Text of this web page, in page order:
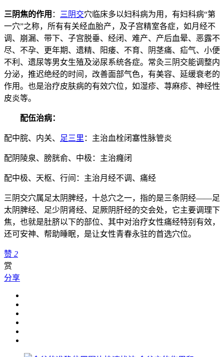
三阴焦的作用 ： 三阴交穴临床多以妇科病为用，有妇科病“第
一穴”之称，所有有关经血胎产，及子宫精室各症，如月经不
调、崩漏、带下、子宫脱垂、经闭、难产、产后血晕、恶露不
尽、不孕、更年期、遗精、阳痿、不育、阴茎痛、疝气、小便
不利、遗尿等男女生殖及泌尿系统各症。常灸三阴交能调整内
分泌，推迟绝经的时间，改善面部气色，有美容、延缓衰老的
作用。也是治疗皮肤病的有效穴位，如湿疹、荨麻疹、神经性
皮炎等。
配伍治病：
配中脘、内关、 足三里 ：主治血栓闭塞性脉管炎
配阴陵泉、膀胱俞、中极：主治癃闭
配中极、天枢、行间：主治月经不调、痛经
三阴交穴属足太阴脾经，十总穴之一，指的是三条阴经——足
太阴脾经、足少阴肾经、足厥阴肝经的交会处，它主要调理下
焦，也就是肚脐以下的部位、其中对治疗女性痛经特别有效，
还可安神、帮助睡眠，是让女性青春永驻的首选穴位。
赞 2
赏
分享